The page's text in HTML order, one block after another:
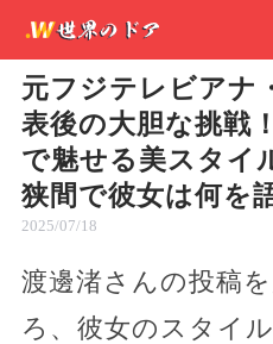
元フジテレビアナ
表後の大胆な挑戦
で魅せる美スタイ
狭間で彼女は何を
2025/07/18
渡邊渚さんの投稿
ろ、彼女のスタイ